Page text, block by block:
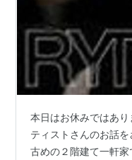
本日はお休みではあ
ティストさんのお話
古めの２階建て一軒